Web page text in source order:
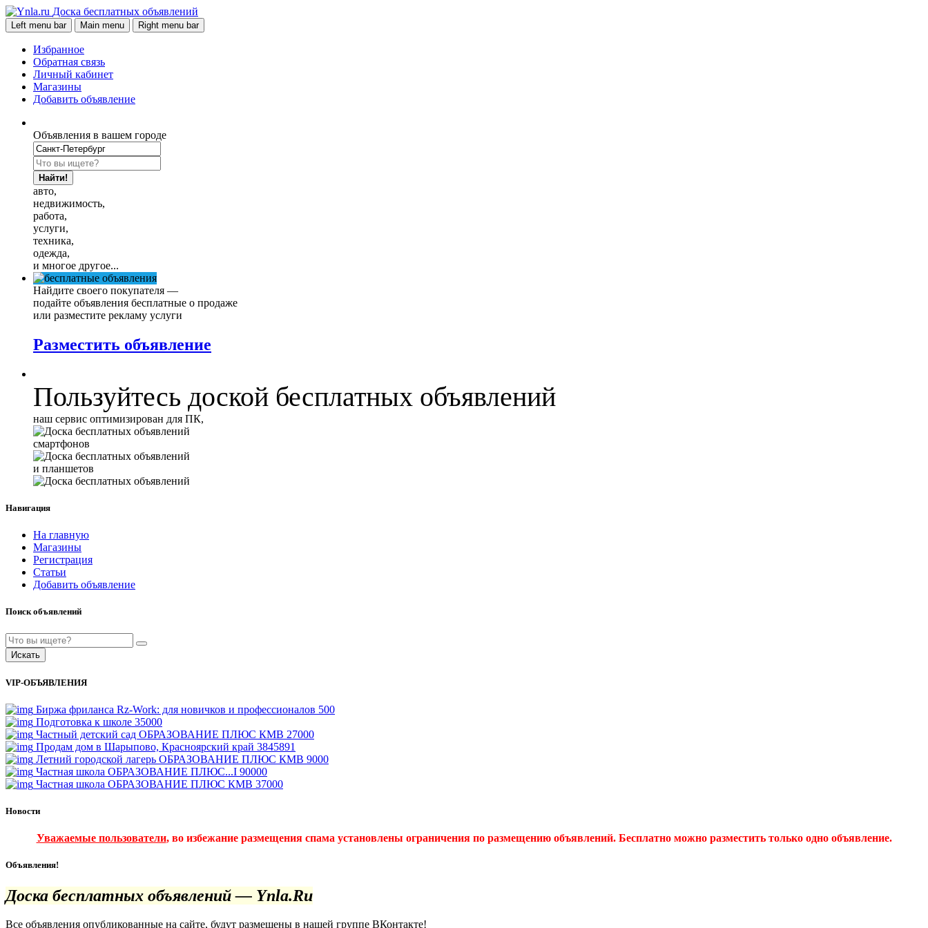
Доска бесплатных объявлений
Left menu bar Main menu Right menu bar
Избранное
Обратная связь
Личный кабинет
Магазины
Добавить объявление
Объявления в вашем городе
Найти!
авто,
недвижимость,
работа,
услуги,
техника,
одежда,
и многое другое...
Найдите своего покупателя —
подайте объявления бесплатные о продаже
или разместите рекламу услуги
Разместить объявление
Пользуйтесь доской бесплатных объявлений
наш сервис оптимизирован для ПК,
смартфонов
и планшетов
Навигация
На главную
Магазины
Регистрация
Статьи
Добавить объявление
Поиск объявлений
Искать
VIP-ОБЪЯВЛЕНИЯ
Биржа фриланса Rz-Work: для новичков и профессионалов 500
Подготовка к школе 35000
Частный детский сад ОБРАЗОВАНИЕ ПЛЮС КМВ 27000
Продам дом в Шарыпово, Красноярский край 3845891
Летний городской лагерь ОБРАЗОВАНИЕ ПЛЮС КМВ 9000
Частная школа ОБРАЗОВАНИЕ ПЛЮС...I 90000
Частная школа ОБРАЗОВАНИЕ ПЛЮС КМВ 37000
Новости
Уважаемые пользователи, во избежание размещения спама установлены ограничения по размещению объявлений. Бесплатно можно разместить только одно объявление.
Объявления!
Доска бесплатных объявлений — Ynla.Ru
Все объявления опубликованные на сайте, будут размещены в нашей группе ВКонтакте!